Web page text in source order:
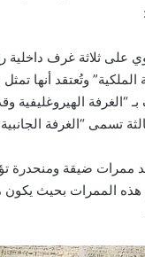
على ثلاثة غرف داخلية
وتُعتقد أنها
بـ “الغرفة الهيروغليفية
تسمى “الغرفة
ممرات ضيقة ومنحدرة
هذه الممرات بحيث